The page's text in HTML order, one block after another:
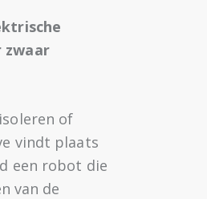
zwaar
of
vindt plaats
een robot die
van de